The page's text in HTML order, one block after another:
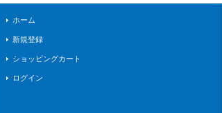
ホーム
新規登録
ショッピングカート
ログイン